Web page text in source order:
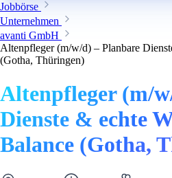
Jobbörse
Unternehmen
avanti GmbH
Altenpfleger (m/w/d) – Planbare
(Gotha, Thüringen)
Altenpfleger (m/
Dienste & echte
Balance (Gotha,